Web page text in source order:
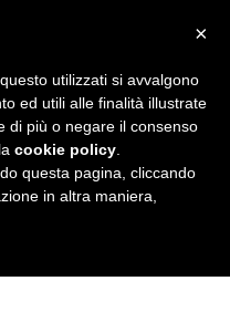
×
utilizzati si avvalgono
ed utili alle finalità illustrate
di più o negare il consenso
cookie policy
questa pagina, cliccando
in altra maniera,